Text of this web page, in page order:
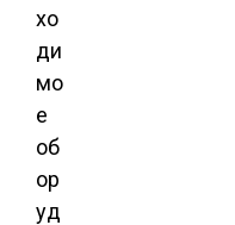
хо
ди
мо
е
об
ор
уд